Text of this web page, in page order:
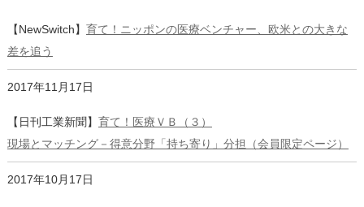
【NewSwitch】 育て！ニッポンの医療ベンチャー、欧米との大きな
差を追う
2017年11月17日
【日刊工業新聞】 育て！医療ＶＢ（３）
現場とマッチング－得意分野「持ち寄り」分担（会員限定ページ）
2017年10月17日